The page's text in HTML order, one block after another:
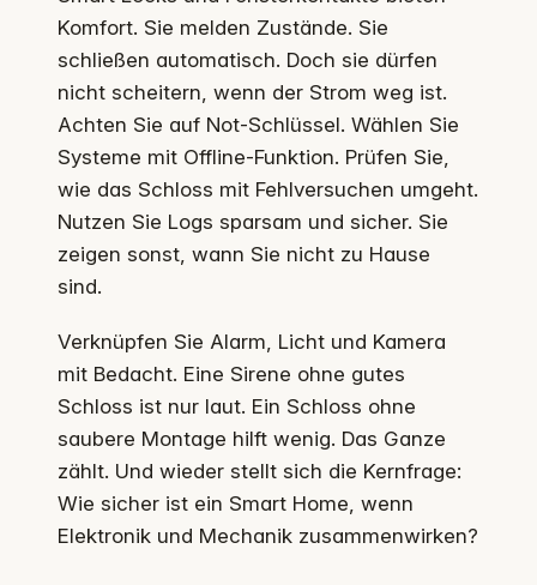
Komfort. Sie melden Zustände. Sie
schließen automatisch. Doch sie dürfen
nicht scheitern, wenn der Strom weg ist.
Achten Sie auf Not-Schlüssel. Wählen Sie
Systeme mit Offline-Funktion. Prüfen Sie,
wie das Schloss mit Fehlversuchen umgeht.
Nutzen Sie Logs sparsam und sicher. Sie
zeigen sonst, wann Sie nicht zu Hause
sind.
Verknüpfen Sie Alarm, Licht und Kamera
mit Bedacht. Eine Sirene ohne gutes
Schloss ist nur laut. Ein Schloss ohne
saubere Montage hilft wenig. Das Ganze
zählt. Und wieder stellt sich die Kernfrage:
Wie sicher ist ein Smart Home, wenn
Elektronik und Mechanik zusammenwirken?